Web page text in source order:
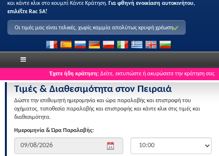
και κάντε κλικ στο κουμπί Κάντε Κράτηση. Για φθηνή ενοικίαση αυτοκινήτου,
επιλέξτε Rac SA!
Οι τιμές μας είναι τελικές, χωρίς καμμία απολύτως κρυφή χρέωση
Έχετε ήδη κράτηση; Δείτε, εκτυπώστε ή ακυρώσετε την κράτηση σας
Τιμές & Διαθεσιμότητα στον Πειραιά
Δώστε την επιθυμητή ημερομηνία και ώρα παραλαβής και επιστροφή του
οχήματος, τοποθεσία παραλαβής και επιστροφής και κάντε κλικ στις τιμές και
διαθεσιμότητα.
Ημερομηνία & Ώρα Παραλαβής: